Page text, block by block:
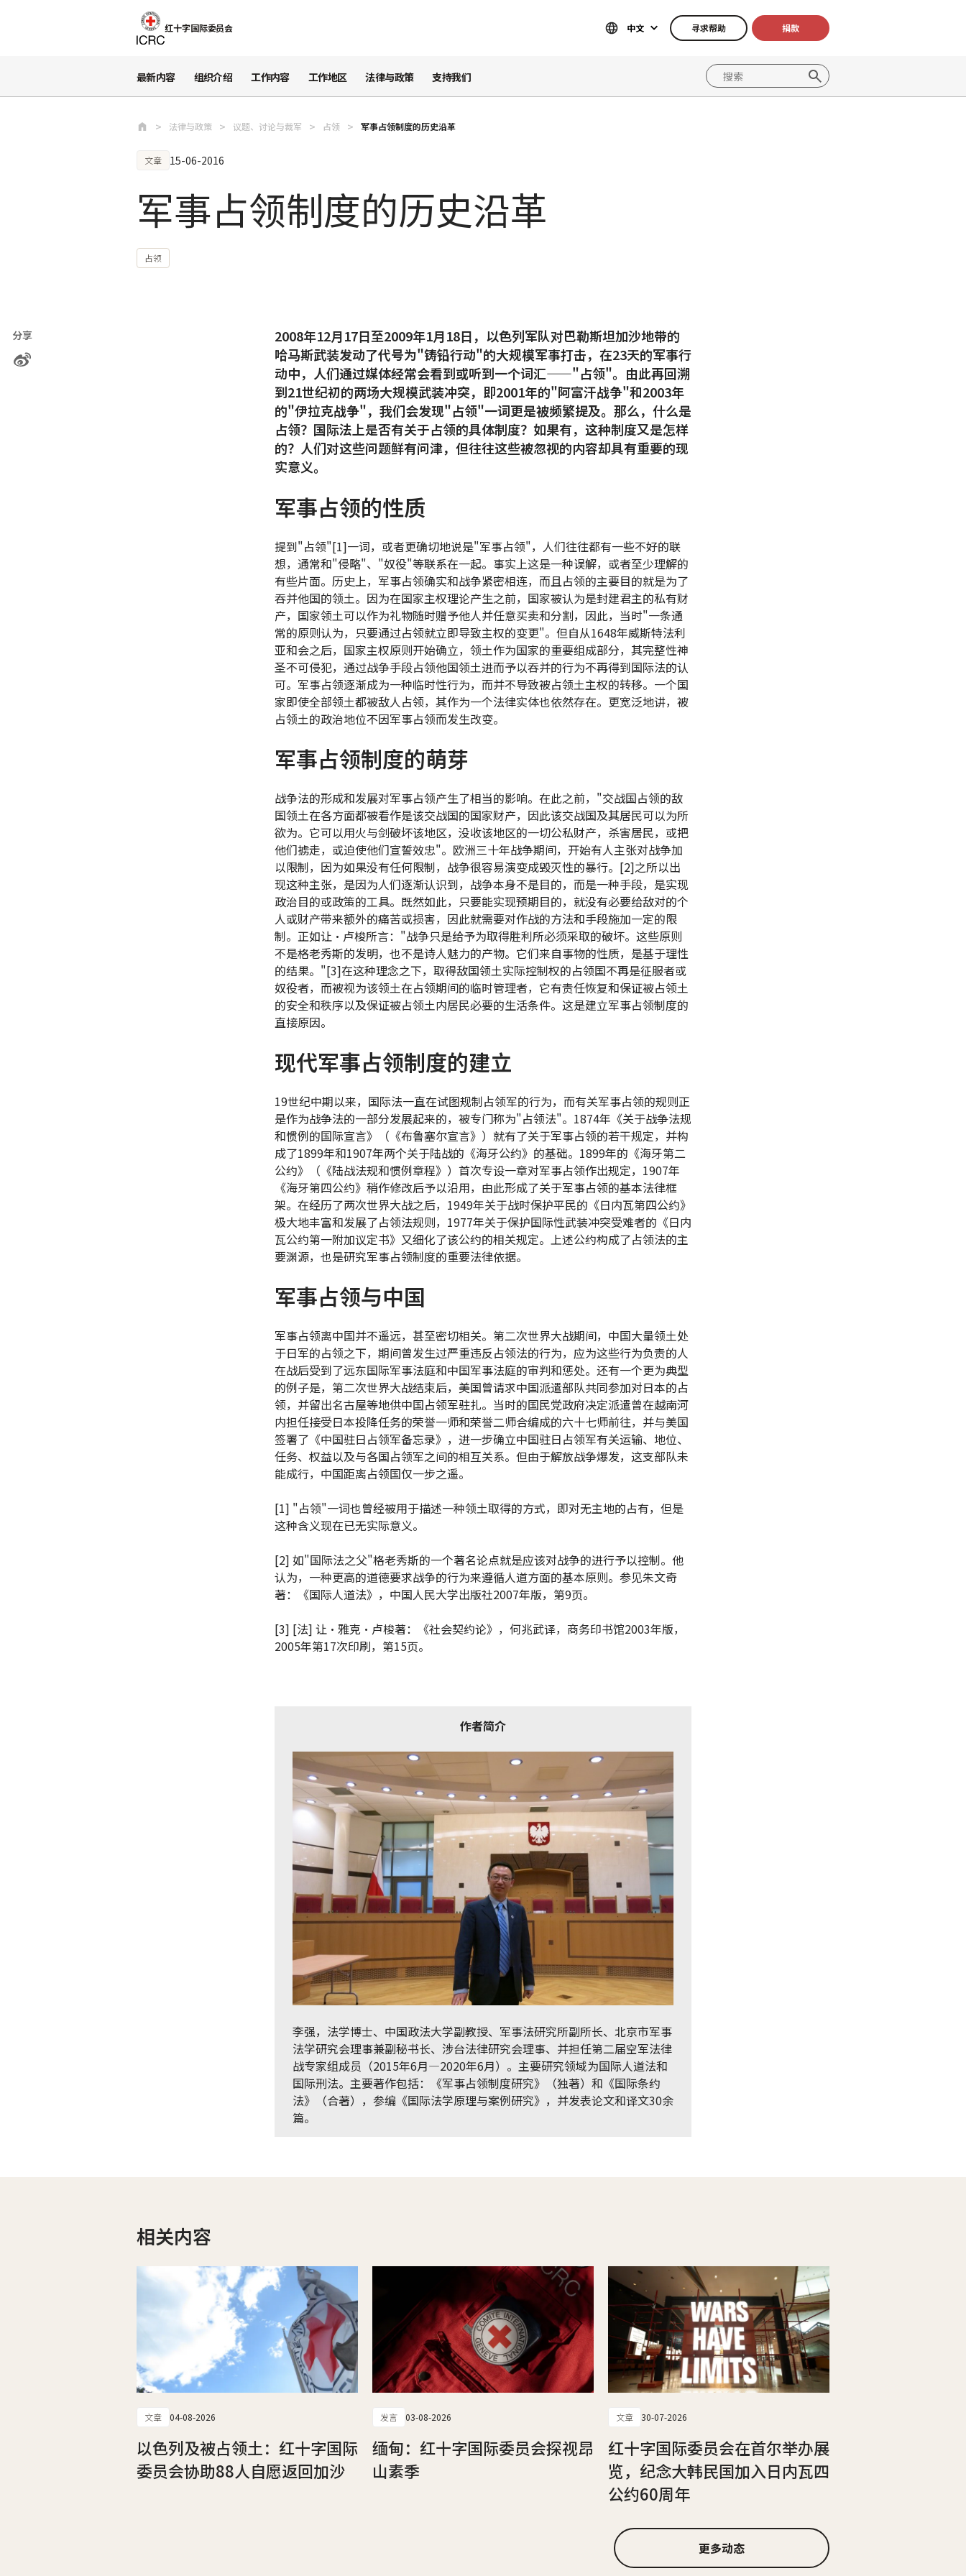
红十字国际委员会 中文 寻求帮助 捐款
最新内容 组织介绍 工作内容 工作地区 法律与政策 支持我们
法律与政策 议题、讨论与裁军 占领 军事占领制度的历史沿革
文章 15-06-2016
军事占领制度的历史沿革
占领
分享
2008年12月17日至2009年1月18日，以色列军队对巴勒斯坦加沙地带的
哈马斯武装发动了代号为"铸铅行动"的大规模军事打击，在23天的军事行
动中，人们通过媒体经常会看到或听到一个词汇——"占领"。由此再回溯
到21世纪初的两场大规模武装冲突，即2001年的"阿富汗战争"和2003年
的"伊拉克战争"，我们会发现"占领"一词更是被频繁提及。那么，什么是
占领？国际法上是否有关于占领的具体制度？如果有，这种制度又是怎样
的？人们对这些问题鲜有问津，但往往这些被忽视的内容却具有重要的现
实意义。
军事占领的性质
提到"占领"[1]一词，或者更确切地说是"军事占领"，人们往往都有一些不好的联
想，通常和"侵略"、"奴役"等联系在一起。事实上这是一种误解，或者至少理解的
有些片面。历史上，军事占领确实和战争紧密相连，而且占领的主要目的就是为了
吞并他国的领土。因为在国家主权理论产生之前，国家被认为是封建君主的私有财
产，国家领土可以作为礼物随时赠予他人并任意买卖和分割，因此，当时"一条通
常的原则认为，只要通过占领就立即导致主权的变更"。但自从1648年威斯特法利
亚和会之后，国家主权原则开始确立，领土作为国家的重要组成部分，其完整性神
圣不可侵犯，通过战争手段占领他国领土进而予以吞并的行为不再得到国际法的认
可。军事占领逐渐成为一种临时性行为，而并不导致被占领土主权的转移。一个国
家即使全部领土都被敌人占领，其作为一个法律实体也依然存在。更宽泛地讲，被
占领土的政治地位不因军事占领而发生改变。
军事占领制度的萌芽
战争法的形成和发展对军事占领产生了相当的影响。在此之前，"交战国占领的敌
国领土在各方面都被看作是该交战国的国家财产，因此该交战国及其居民可以为所
欲为。它可以用火与剑破坏该地区，没收该地区的一切公私财产，杀害居民，或把
他们掳走，或迫使他们宣誓效忠"。欧洲三十年战争期间，开始有人主张对战争加
以限制，因为如果没有任何限制，战争很容易演变成毁灭性的暴行。[2]之所以出
现这种主张，是因为人们逐渐认识到，战争本身不是目的，而是一种手段，是实现
政治目的或政策的工具。既然如此，只要能实现预期目的，就没有必要给敌对的个
人或财产带来额外的痛苦或损害，因此就需要对作战的方法和手段施加一定的限
制。正如让·卢梭所言："战争只是给予为取得胜利所必须采取的破坏。这些原则
不是格老秀斯的发明，也不是诗人魅力的产物。它们来自事物的性质，是基于理性
的结果。"[3]在这种理念之下，取得敌国领土实际控制权的占领国不再是征服者或
奴役者，而被视为该领土在占领期间的临时管理者，它有责任恢复和保证被占领土
的安全和秩序以及保证被占领土内居民必要的生活条件。这是建立军事占领制度的
直接原因。
现代军事占领制度的建立
19世纪中期以来，国际法一直在试图规制占领军的行为，而有关军事占领的规则正
是作为战争法的一部分发展起来的，被专门称为"占领法"。1874年《关于战争法规
和惯例的国际宣言》（《布鲁塞尔宣言》）就有了关于军事占领的若干规定，并构
成了1899年和1907年两个关于陆战的《海牙公约》的基础。1899年的《海牙第二
公约》（《陆战法规和惯例章程》）首次专设一章对军事占领作出规定，1907年
《海牙第四公约》稍作修改后予以沿用，由此形成了关于军事占领的基本法律框
架。在经历了两次世界大战之后，1949年关于战时保护平民的《日内瓦第四公约》
极大地丰富和发展了占领法规则，1977年关于保护国际性武装冲突受难者的《日内
瓦公约第一附加议定书》又细化了该公约的相关规定。上述公约构成了占领法的主
要渊源，也是研究军事占领制度的重要法律依据。
军事占领与中国
军事占领离中国并不遥远，甚至密切相关。第二次世界大战期间，中国大量领土处
于日军的占领之下，期间曾发生过严重违反占领法的行为，应为这些行为负责的人
在战后受到了远东国际军事法庭和中国军事法庭的审判和惩处。还有一个更为典型
的例子是，第二次世界大战结束后，美国曾请求中国派遣部队共同参加对日本的占
领，并留出名古屋等地供中国占领军驻扎。当时的国民党政府决定派遣曾在越南河
内担任接受日本投降任务的荣誉一师和荣誉二师合编成的六十七师前往，并与美国
签署了《中国驻日占领军备忘录》，进一步确立中国驻日占领军有关运输、地位、
任务、权益以及与各国占领军之间的相互关系。但由于解放战争爆发，这支部队未
能成行，中国距离占领国仅一步之遥。
[1] "占领"一词也曾经被用于描述一种领土取得的方式，即对无主地的占有，但是
这种含义现在已无实际意义。
[2] 如"国际法之父"格老秀斯的一个著名论点就是应该对战争的进行予以控制。他
认为，一种更高的道德要求战争的行为来遵循人道方面的基本原则。参见朱文奇
著：《国际人道法》，中国人民大学出版社2007年版，第9页。
[3] [法] 让·雅克·卢梭著：《社会契约论》，何兆武译，商务印书馆2003年版，
2005年第17次印刷，第15页。
作者简介
李强，法学博士、中国政法大学副教授、军事法研究所副所长、北京市军事
法学研究会理事兼副秘书长、涉台法律研究会理事、并担任第二届空军法律
战专家组成员（2015年6月—2020年6月）。主要研究领域为国际人道法和
国际刑法。主要著作包括：《军事占领制度研究》（独著）和《国际条约
法》（合著），参编《国际法学原理与案例研究》，并发表论文和译文30余
篇。
相关内容
文章 04-08-2026
以色列及被占领土：红十字国际
委员会协助88人自愿返回加沙
发言 03-08-2026
缅甸：红十字国际委员会探视昂
山素季
文章 30-07-2026
红十字国际委员会在首尔举办展
览，纪念大韩民国加入日内瓦四
公约60周年
更多动态